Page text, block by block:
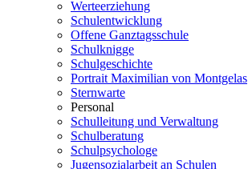
Werteerziehung
Schulentwicklung
Offene Ganztagsschule
Schulknigge
Schulgeschichte
Portrait Maximilian von Montgelas
Sternwarte
Personal
Schulleitung und Verwaltung
Schulberatung
Schulpsychologe
Jugensozialarbeit an Schulen